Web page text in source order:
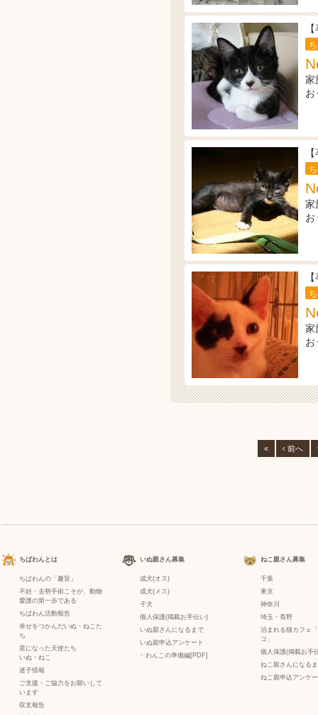
家
お
家
お
家
お
« ‹ 前へ
ちばわんとは
ちばわんの「趣旨」
不妊・去勢手術こそが、動物
愛護の第一歩である
ちばわん活動報告
幸せをつかんだいぬ・ねこた
ち
星になった天使たち
いぬ ・ ねこ
迷子情報
ご支援・ご協力をお願いして
います
収支報告
いぬ親さん募集
成犬(オス)
成犬(メス)
子犬
個人保護(掲載お手伝い)
いぬ親さんになるまで
いぬ親申込アンケート
− わんこの準備編[PDF]
ねこ親さん募集
千葉
東京
神奈川
埼玉・長野
泊まれる猫カフェ
コ」
個人保護(掲載お手
ねこ親さんになる
ねこ親申込アンケ